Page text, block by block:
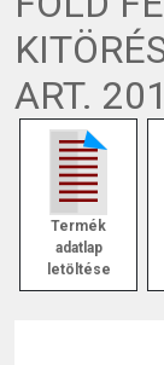
ART.
Termék
adatlap
letöltése